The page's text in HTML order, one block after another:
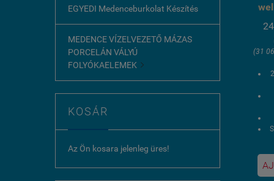
EGYEDI Medenceburkolat Készítés
MEDENCE VÍZELVEZETŐ MÁZAS
PORCELÁN VÁLYÚ
FOLYÓKAELEMEK 
KOSÁR
Az Ön kosara jelenleg üres!
(31